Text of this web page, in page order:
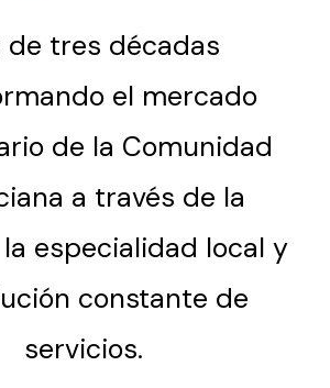
de tres décadas
el mercado
de la Comunidad
a través de la
especialidad local y
constante de
servicios.